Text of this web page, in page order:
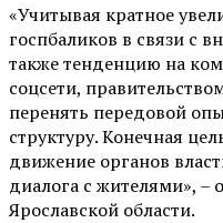
«Учитывая кратное
госпбаликов в связи с
также тенденцию на
соцсети,
перенять передовой
структуру. Конечная
движение органов
диалога с жителями», –
Ярославской области.